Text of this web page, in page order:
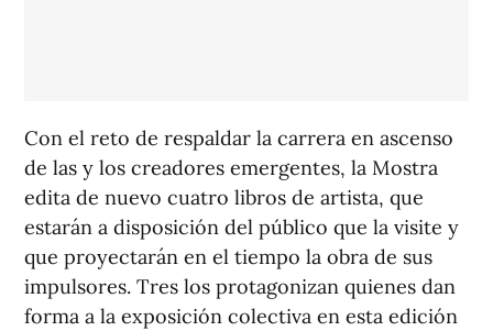
Con el reto de respaldar la carrera en ascenso
de las y los creadores emergentes, la Mostra
edita de nuevo cuatro libros de artista, que
estarán a disposición del público que la visite y
que proyectarán en el tiempo la obra de sus
impulsores. Tres los protagonizan quienes dan
forma a la exposición colectiva en esta edición